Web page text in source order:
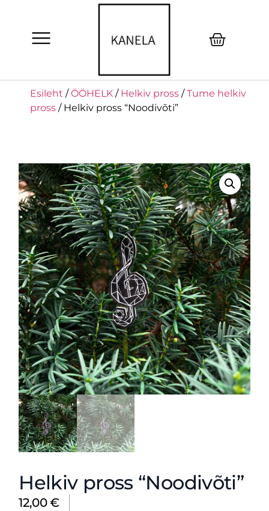
Esileht /ÖÖHELK / Helkiv pross /Tume helkiv
pross / Helkiv pross “Noodivõti”
Helkiv pross “Noodivõti”
12,00€